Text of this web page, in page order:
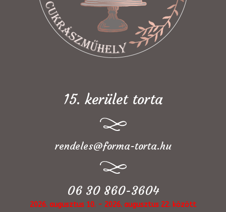
15. kerület torta
rendeles@forma-torta.hu
06 30 860-3604
2026. augusztus 10. - 2026. augusztus 22. között